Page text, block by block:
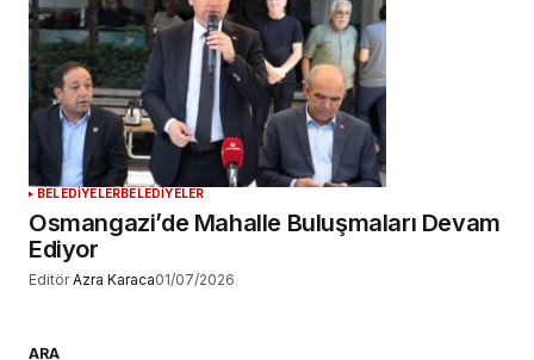
BELEDİYELERBELEDİYELER
Osmangazi’de Mahalle Buluşmaları Devam
Ediyor
Editör Azra Karaca01/07/2026
ARA